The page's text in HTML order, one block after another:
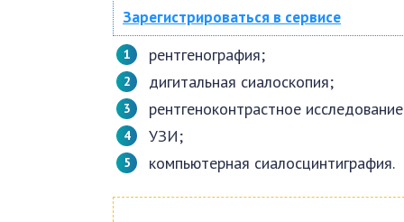
Зарегистрироваться в сервисе
рентгенография;
дигитальная сиалоскопия;
рентгеноконтрастное
УЗИ;
компьютерная сиалосцинтиграфия.